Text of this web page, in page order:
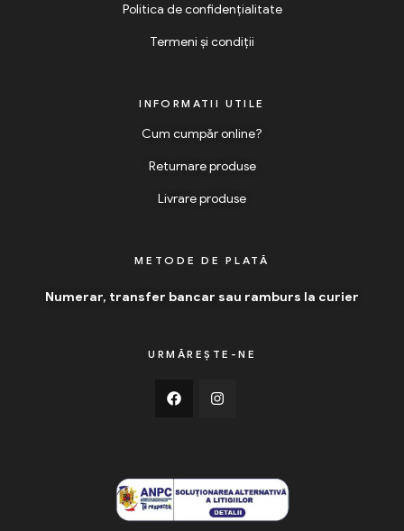
Politica de confidențialitate
Termeni și condiții
INFORMATII UTILE
Cum cumpăr online?
Returnare produse
Livrare produse
METODE DE PLATĂ
Numerar, transfer bancar sau ramburs la curier
URMĂREȘTE-NE